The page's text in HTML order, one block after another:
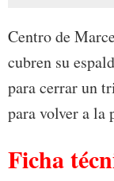
Centro de
cubren su
para cerrar un
para volver a la
Ficha